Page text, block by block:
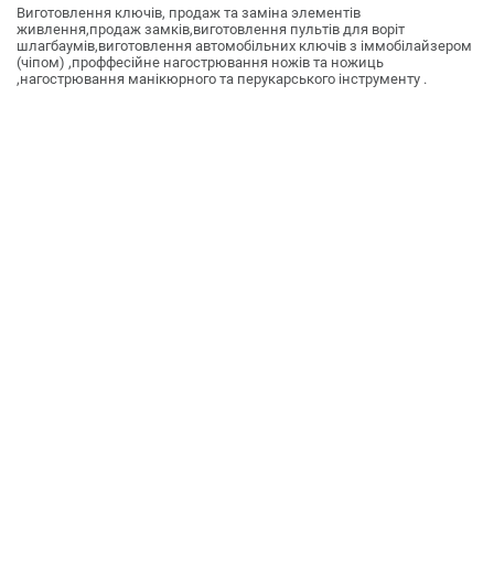
Виготовлення ключів, продаж та заміна элементів
живлення,продаж замків,виготовлення пультів для воріт
шлагбаумів,виготовлення автомобільних ключів з іммобілайзером
(чіпом) ,проффесійне нагострювання ножів та ножиць
,нагострювання манікюрного та перукарського інструменту .